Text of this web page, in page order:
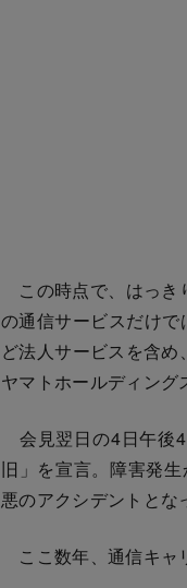
この時点で、はっき
の通信サービスだけ
ど法人サービスを含め
ヤマトホールディング
会見翌日の4日午後
旧」を宣言。障害発
悪のアクシデントとな
ここ数年、通信キャ